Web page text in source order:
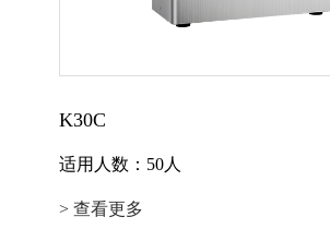
K30C
适用人数：50人
> 查看更多